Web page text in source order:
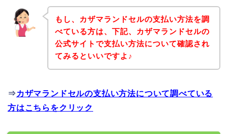
もし、カザマランドセルの支払い方法を調
べている方は、下記、カザマランドセルの
公式サイトで支払い方法について確認され
てみるといいですよ♪
⇒ カザマランドセルの支払い方法について調べている
方はこちらをクリック